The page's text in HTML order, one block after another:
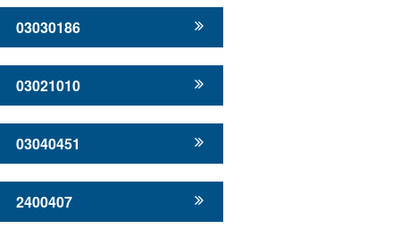
03030186
03021010
03040451
2400407